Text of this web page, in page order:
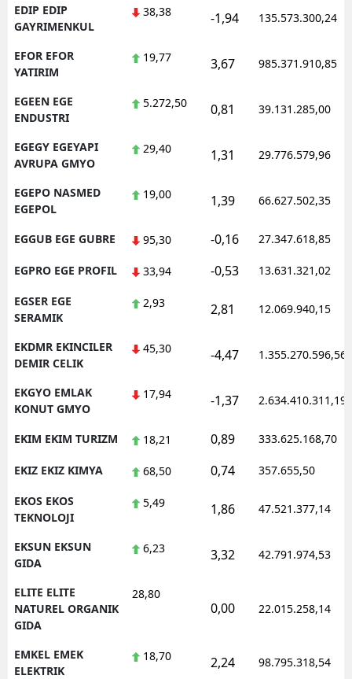
EDIP EDIP
GAYRIMENKUL
38,38 -1,94 135.573.300,24
EFOR EFOR
YATIRIM
19,77 3,67 985.371.910,85
EGEEN EGE
ENDUSTRI
5.272,50 0,81 39.131.285,00
EGEGY EGEYAPI
AVRUPA GMYO
29,40 1,31 29.776.579,96
EGEPO NASMED
EGEPOL
19,00 1,39 66.627.502,35
EGGUB EGE GUBRE 95,30 -0,16 27.347.618,85
EGPRO EGE PROFIL 33,94 -0,53 13.631.321,02
EGSER EGE
SERAMIK
2,93 2,81 12.069.940,15
EKDMR EKINCILER
DEMIR CELIK
45,30 -4,47 1.355.270.596,56
EKGYO EMLAK
KONUT GMYO
17,94 -1,37 2.634.410.311,19
EKIM EKIM TURIZM 18,21 0,89 333.625.168,70
EKIZ EKIZ KIMYA 68,50 0,74 357.655,50
EKOS EKOS
TEKNOLOJI
5,49 1,86 47.521.377,14
EKSUN EKSUN
GIDA
6,23 3,32 42.791.974,53
ELITE ELITE
NATUREL ORGANIK
GIDA
28,80
0,00 22.015.258,14
EMKEL EMEK
ELEKTRIK
18,70 2,24 98.795.318,54